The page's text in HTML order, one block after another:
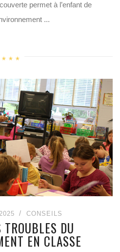
permet à l’enfant de
...
CONSEILS
TROUBLES DU
EN CLASSE